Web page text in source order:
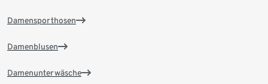
Damensporthosen
Damenblusen
Damenunterwäsche